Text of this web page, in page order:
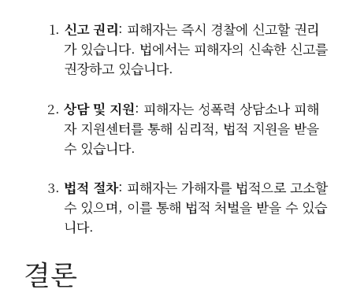
신고 권리: 피해자는 즉시 경찰에 신고할 권리
가 있습니다. 법에서는 피해자의 신속한 신고를
권장하고 있습니다.
상담 및 지원: 피해자는 성폭력 상담소나 피해
자 지원센터를 통해 심리적, 법적 지원을 받을
수 있습니다.
법적 절차: 피해자는 가해자를 법적으로 고소할
수 있으며, 이를 통해 법적 처벌을 받을 수 있습
니다.
결론